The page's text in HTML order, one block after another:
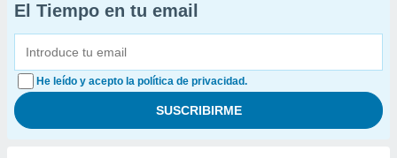
El Tiempo en tu email
He leído y acepto la política de privacidad.